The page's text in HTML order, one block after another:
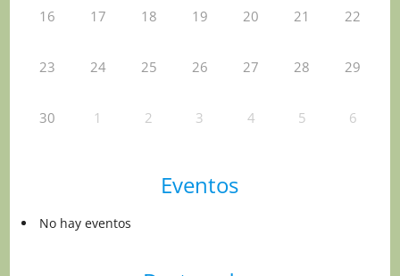
16 17 18 19 20 21 22
23 24 25 26 27 28 29
30 1 2 3 4 5 6
Eventos
No hay eventos